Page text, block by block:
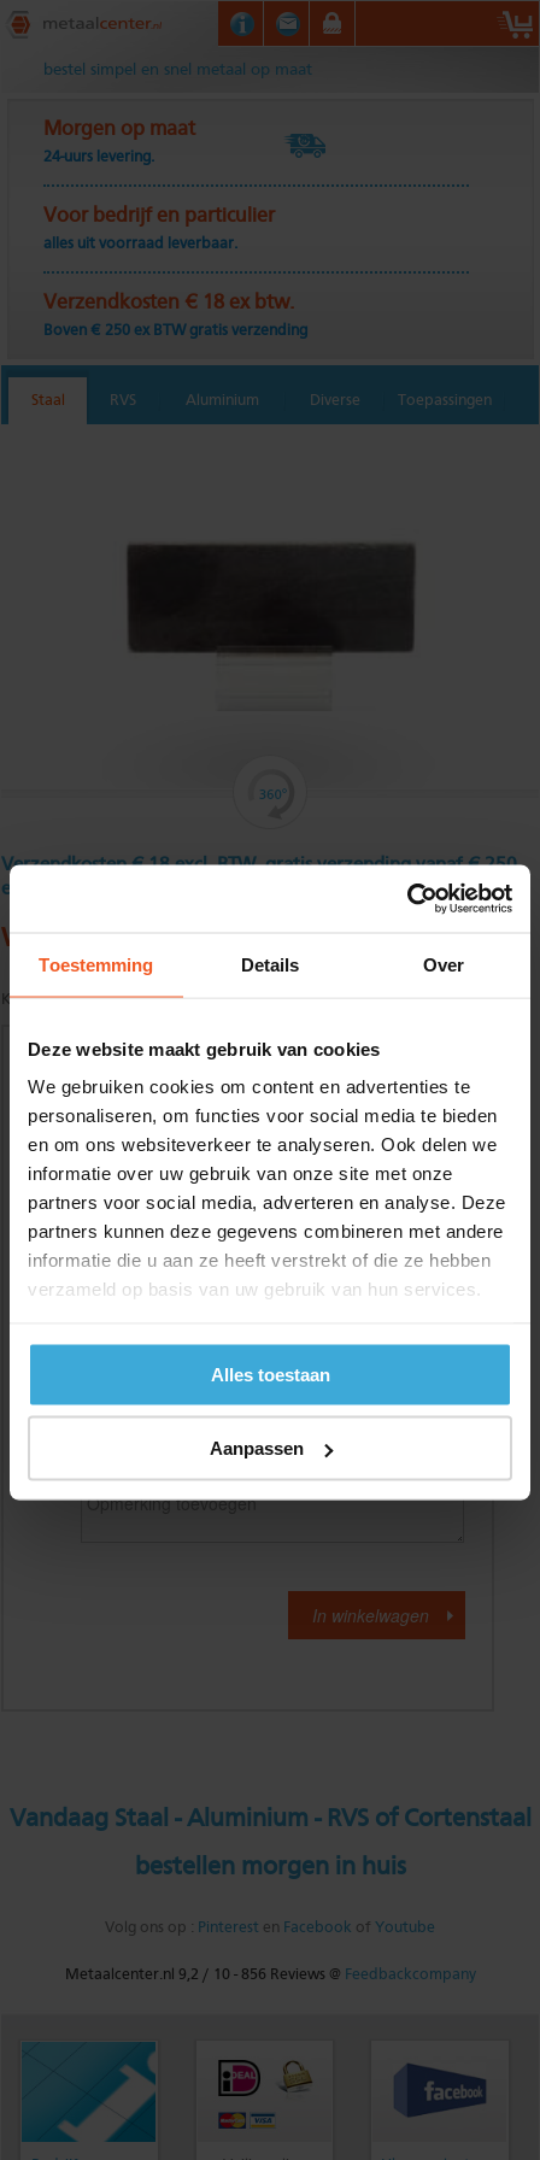
Toestemming Details Over
Deze website maakt gebruik van cookies
We gebruiken cookies om content en advertenties te
personaliseren, om functies voor social media te bieden
en om ons websiteverkeer te analyseren. Ook delen we
informatie over uw gebruik van onze site met onze
partners voor social media, adverteren en analyse. Deze
partners kunnen deze gegevens combineren met andere
informatie die u aan ze heeft verstrekt of die ze hebben
verzameld op basis van uw gebruik van hun services.
Alles toestaan
Aanpassen
Metaalcenter.nl
bestel simpel en snel metaal op maat
Morgen op maat
24-uurs levering.
Voor bedrijf en particulier
alles uit voorraad leverbaar.
Verzendkosten € 18 ex btw.
Boven € 250 ex BTW gratis verzending
Staal RVS Aluminium Diverse Toepassingen
Verzendkosten € 18 excl. BTW, gratis verzending vanaf € 250
excl. BTW
Warmgewalst platstaal verzinkt 40 x 5 mm
Kwaliteit: S235JR (EN10025) Thermisch verzinkt
Gewenste
lengtemaat in
(max. 2000 mm)
+/- 2 mm lengtetolerantie
Materiaalkosten
Alle bedragen zijn excl. 21% BTW
Vandaag Staal - Aluminium - RVS of Cortenstaal
bestellen morgen in huis
Volg ons op : Pinterest en Facebook of Youtube
Metaalcenter.nl 9,2 / 10 -856 Reviews @ Feedbackcompany